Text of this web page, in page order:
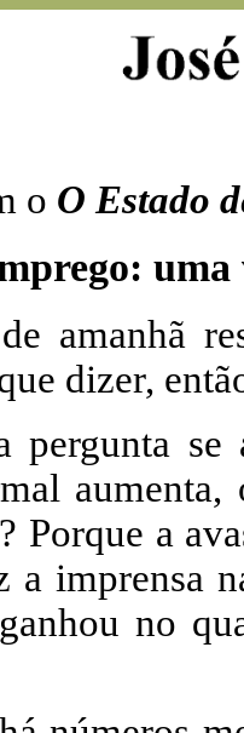
o O Estado
uma
amanhã
dizer,
pergunta
Porque a
a imprensa
no